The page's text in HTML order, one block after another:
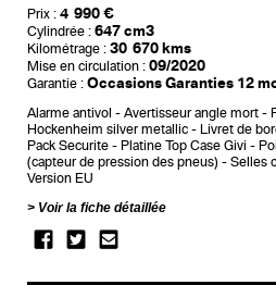
Prix : 4 990 €
Cylindrée : 647 cm3
Kilométrage : 30 670 kms
Mise en circulation : 09/2020
Garantie : Occasions Garanties 12
Alarme antivol Avertisseur angle mort
Hockenheim silver metallic
Livret de
Pack Securite
Platine Top Case Givi
(capteur de pression des pneus)
Selles
Version EU
Voir la fiche détaillée